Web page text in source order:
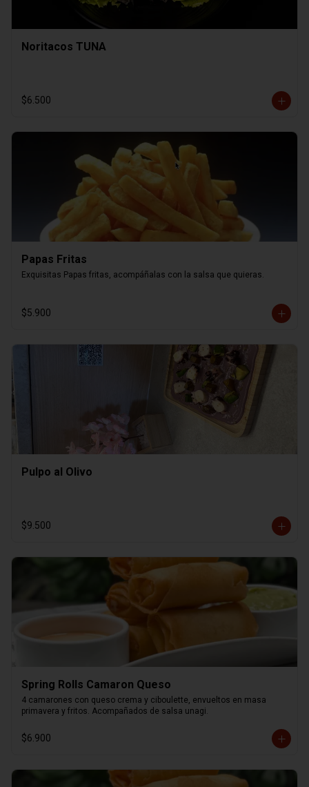
Noritacos TUNA
$6.500
Papas Fritas
Exquisitas Papas fritas, acompáñalas con la salsa que quieras.
$5.900
Pulpo al Olivo
$9.500
Spring Rolls Camaron Queso
4 camarones con queso crema y ciboulette, envueltos en masa
primavera y fritos. Acompañados de salsa unagi.
$6.900